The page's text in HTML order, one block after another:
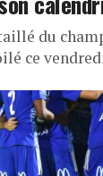
du
ce